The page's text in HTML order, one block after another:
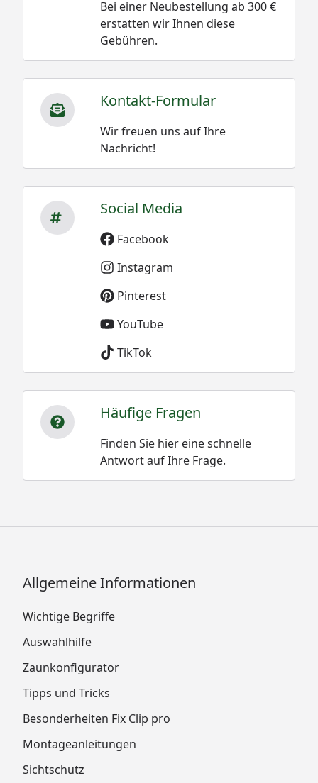
Bei einer Neubestellung ab 300 €
erstatten wir Ihnen diese
Gebühren.
Kontakt-Formular
Wir freuen uns auf Ihre
Nachricht!
Social Media
Facebook
Instagram
Pinterest
YouTube
TikTok
Häufige Fragen
Finden Sie hier eine schnelle
Antwort auf Ihre Frage.
Allgemeine Informationen
Wichtige Begriffe
Auswahlhilfe
Zaunkonfigurator
Tipps und Tricks
Besonderheiten Fix Clip pro
Montageanleitungen
Sichtschutz